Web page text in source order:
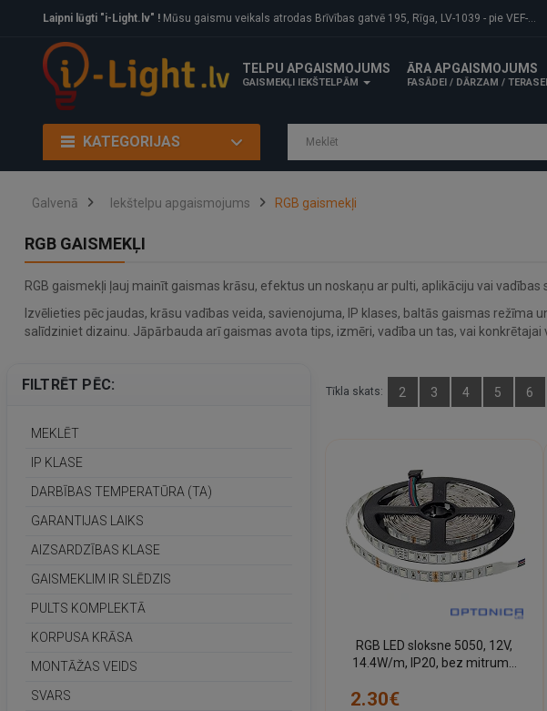
Laipni lūgti "i-Light.lv" ! Mūsu gaismu veikals atrodas Brīvības gatvē 195, Rīga, LV-1039 - pie VEF-Gaisa tilta.
TELPU APGAISMOJUMS
GAISMEKĻI IEKŠTELPĀM
ĀRA APGAISMOJUMS
FASĀDEI / DĀRZAM / TERASEI
KATEGORIJAS
Galvenā Iekštelpu apgaismojums RGB gaismekļi
RGB GAISMEKĻI
RGB gaismekļi ļauj mainīt gaismas krāsu, efektus un noskaņu ar pulti, aplikāciju vai
Izvēlieties pēc jaudas, krāsu vadības veida, savienojuma, IP klases, baltās gaismas
salīdziniet dizainu. Jāpārbauda arī gaismas avota tips, izmēri, vadība un tas, vai
FILTRĒT PĒC:
MEKLĒT
IP KLASE
DARBĪBAS TEMPERATŪRA (TA)
GARANTIJAS LAIKS
AIZSARDZĪBAS KLASE
GAISMEKLIM IR SLĒDZIS
PULTS KOMPLEKTĀ
KORPUSA KRĀSA
MONTĀŽAS VEIDS
SVARS
Tīkla skats: 2 3 4 5 6
RGB LED sloksne 5050, 12V,
14.4W/m, IP20, bez mitruma
2.30€